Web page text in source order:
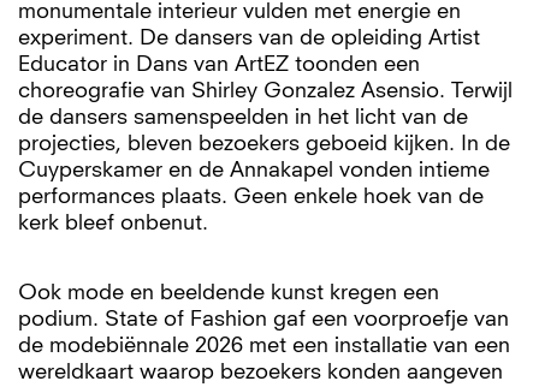
monumentale interieur vulden met energie en
experiment. De dansers van de opleiding Artist
Educator in Dans van ArtEZ toonden een
choreografie van Shirley Gonzalez Asensio. Terwijl
de dansers samenspeelden in het licht van de
projecties, bleven bezoekers geboeid kijken. In de
Cuyperskamer en de Annakapel vonden intieme
performances plaats. Geen enkele hoek van de
kerk bleef onbenut.
Ook mode en beeldende kunst kregen een
podium. State of Fashion gaf een voorproefje van
de modebiënnale 2026 met een installatie van een
wereldkaart waarop bezoekers konden aangeven